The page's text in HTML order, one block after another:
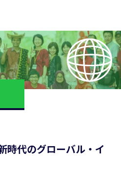
時代のグローバル・イ